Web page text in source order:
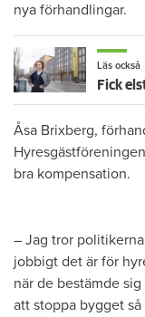
nya förhandlingar.
Läs också
Åsa Brixberg,
bra kompensation.
– Jag tror
jobbigt det är för
när de bestämde
att stoppa bygget